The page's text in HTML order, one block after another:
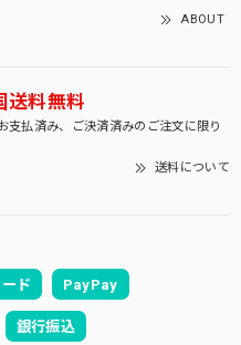
ABOUT
送料無料
払済み、ご決済済みのご注文に限り
送料について
ド PayPay
銀行振込